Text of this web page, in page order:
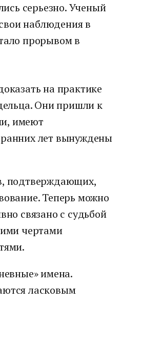
серьезно. Ученый
наблюдения в
прорывом в
на практике
Они пришли к
имеют
лет вынуждены
подтверждающих,
Теперь можно
связано с судьбой
чертами
имена.
ласковым